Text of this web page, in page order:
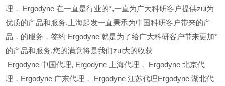
理， Ergodyne 在一直是行业的*,一直为广大科研客户提供zui为
优质的产品和服务,上海起发一直秉承为中国科研客户带来的产
品，的服务，签约 Ergodyne 就是为了给广大科研客户带来更加*
的产品和服务,您的满意将是我们zui大的收获
Ergodyne中国代理, Ergodyne 上海代理， Ergodyne 北京代
理，Ergodyne 广东代理， Ergodyne 江苏代理Ergodyne 湖北代